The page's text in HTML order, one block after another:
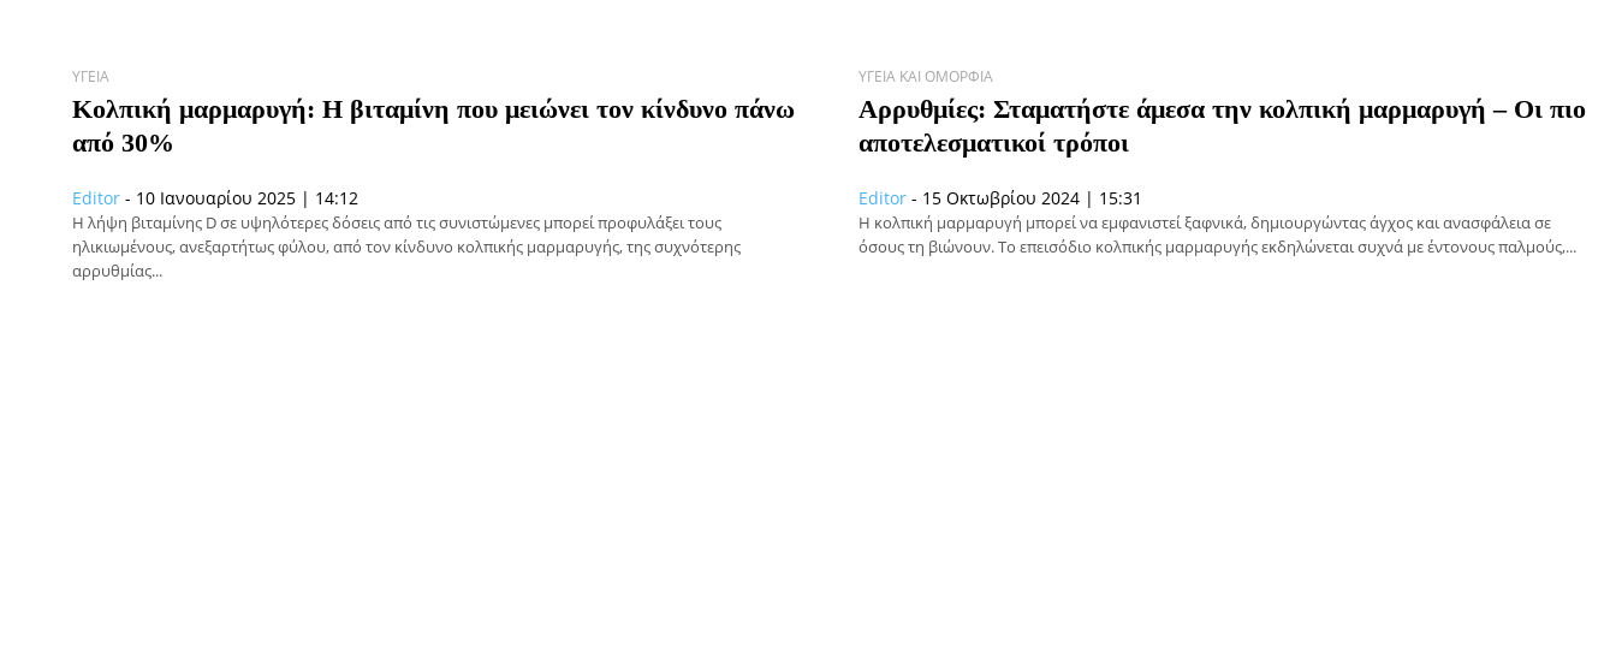
ΥΓΕΊΑ
Κολπική μαρμαρυγή: Η βιταμίνη που μειώνει τον κίνδυνο πάνω
από 30%
Editor - 10 Ιανουαρίου 2025 | 14:12
Η λήψη βιταμίνης D σε υψηλότερες δόσεις από τις συνιστώμενες μπορεί προφυλάξει τους
ηλικιωμένους, ανεξαρτήτως φύλου, από τον κίνδυνο κολπικής μαρμαρυγής, της συχνότερης
αρρυθμίας...
ΥΓΕΊΑ ΚΑΙ ΟΜΟΡΦΙΆ
Αρρυθμίες: Σταματήστε άμεσα την κολπική μαρμαρυγή – Οι πιο
αποτελεσματικοί τρόποι
Editor - 15 Οκτωβρίου 2024 | 15:31
Η κολπική μαρμαρυγή μπορεί να εμφανιστεί ξαφνικά, δημιουργώντας άγχος και ανασφάλεια σε
όσους τη βιώνουν. Το επεισόδιο κολπικής μαρμαρυγής εκδηλώνεται συχνά με έντονους παλμούς,...